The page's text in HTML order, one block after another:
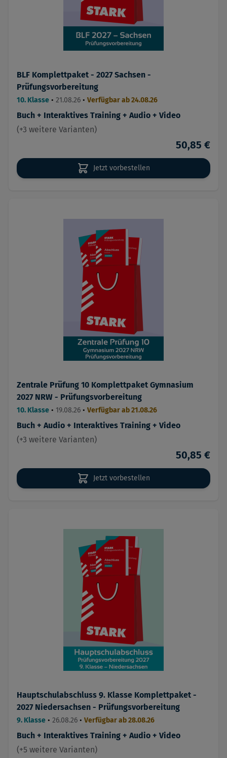
BLF Komplettpaket - 2027 Sachsen -
Prüfungsvorbereitung
10. Klasse • 21.08.26 • Verfügbar ab 24.08.26
Buch + Interaktives Training + Audio + Video
(+3 weitere Varianten)
50,85 €
Jetzt vorbestellen
Zentrale Prüfung 10 Komplettpaket Gymnasium
2027 NRW - Prüfungsvorbereitung
10. Klasse • 19.08.26 • Verfügbar ab 21.08.26
Buch + Audio + Interaktives Training + Video
(+3 weitere Varianten)
50,85 €
Jetzt vorbestellen
Hauptschulabschluss 9. Klasse Komplettpaket -
2027 Niedersachsen - Prüfungsvorbereitung
9. Klasse • 26.08.26 • Verfügbar ab 28.08.26
Buch + Interaktives Training + Audio + Video
(+5 weitere Varianten)